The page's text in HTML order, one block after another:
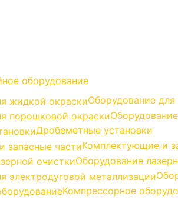
оборудование
Оборудование
Дробеметные установки
Комплектующие и
Оборудование
Компрессорное